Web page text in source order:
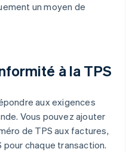
un moyen de
à la TPS
aux exigences
Vous pouvez ajouter
de TPS aux factures,
pour chaque transaction.